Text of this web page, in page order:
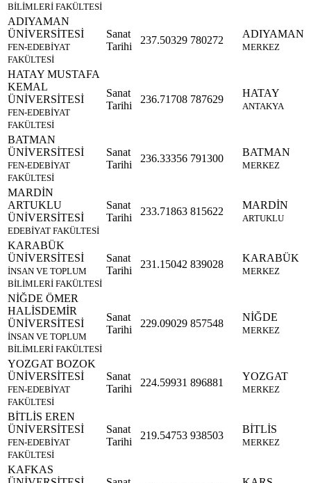
BİLİMLERİ FAKÜLTESİ
ADIYAMAN
ÜNİVERSİTESİ
FEN-EDEBİYAT
FAKÜLTESİ
Sanat
Tarihi
237.50329 780272
ADIYAMAN
MERKEZ
HATAY MUSTAFA
KEMAL
ÜNİVERSİTESİ
FEN-EDEBİYAT
FAKÜLTESİ
Sanat
Tarihi
236.71708 787629
HATAY
ANTAKYA
BATMAN
ÜNİVERSİTESİ
FEN-EDEBİYAT
FAKÜLTESİ
Sanat
Tarihi
236.33356 791300
BATMAN
MERKEZ
MARDİN
ARTUKLU
ÜNİVERSİTESİ
EDEBİYAT FAKÜLTESİ
Sanat
Tarihi
233.71863 815622
MARDİN
ARTUKLU
KARABÜK
ÜNİVERSİTESİ
İNSAN VE TOPLUM
BİLİMLERİ FAKÜLTESİ
Sanat
Tarihi
231.15042 839028
KARABÜK
MERKEZ
NİĞDE ÖMER
HALİSDEMİR
ÜNİVERSİTESİ
İNSAN VE TOPLUM
BİLİMLERİ FAKÜLTESİ
Sanat
Tarihi
229.09029 857548
NİĞDE
MERKEZ
YOZGAT BOZOK
ÜNİVERSİTESİ
FEN-EDEBİYAT
FAKÜLTESİ
Sanat
Tarihi
224.59931 896881
YOZGAT
MERKEZ
BİTLİS EREN
ÜNİVERSİTESİ
FEN-EDEBİYAT
FAKÜLTESİ
Sanat
Tarihi
219.54753 938503
BİTLİS
MERKEZ
KAFKAS